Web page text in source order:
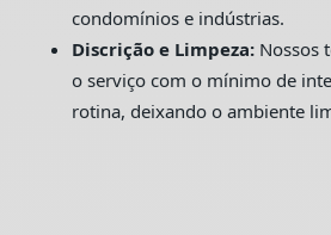
condomínios e indústrias.
Discrição e Limpeza:Nossos
o serviço com o mínimo de
rotina, deixando o ambiente